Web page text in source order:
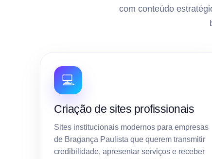
com conteúdo
💻
Criação de sites profissionais
Sites institucionais modernos para empresas
de Bragança Paulista que querem transmitir
credibilidade, apresentar serviços e receber